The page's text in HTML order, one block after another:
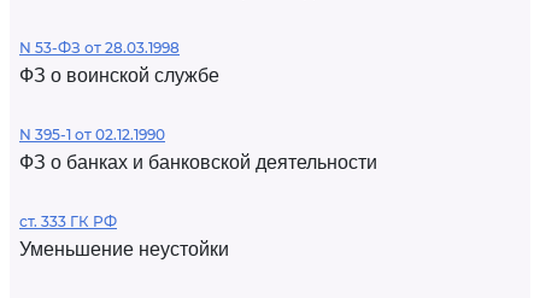
N 53-ФЗ от 28.03.1998
ФЗ о воинской службе
N 395-1 от 02.12.1990
ФЗ о банках и банковской деятельности
ст. 333 ГК РФ
Уменьшение неустойки